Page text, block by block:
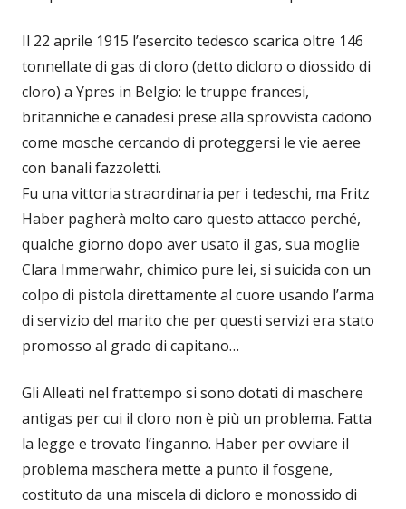
Il 22 aprile 1915 l’esercito tedesco scarica oltre 146
tonnellate di gas di cloro (detto dicloro o diossido di
cloro) a Ypres in Belgio: le truppe francesi,
britanniche e canadesi prese alla sprovvista cadono
come mosche cercando di proteggersi le vie aeree
con banali fazzoletti.
Fu una vittoria straordinaria per i tedeschi, ma Fritz
Haber pagherà molto caro questo attacco perché,
qualche giorno dopo aver usato il gas, sua moglie
Clara Immerwahr, chimico pure lei, si suicida con un
colpo di pistola direttamente al cuore usando l’arma
di servizio del marito che per questi servizi era stato
promosso al grado di capitano…
Gli Alleati nel frattempo si sono dotati di maschere
antigas per cui il cloro non è più un problema. Fatta
la legge e trovato l’inganno. Haber per ovviare il
problema maschera mette a punto il fosgene,
costituto da una miscela di dicloro e monossido di